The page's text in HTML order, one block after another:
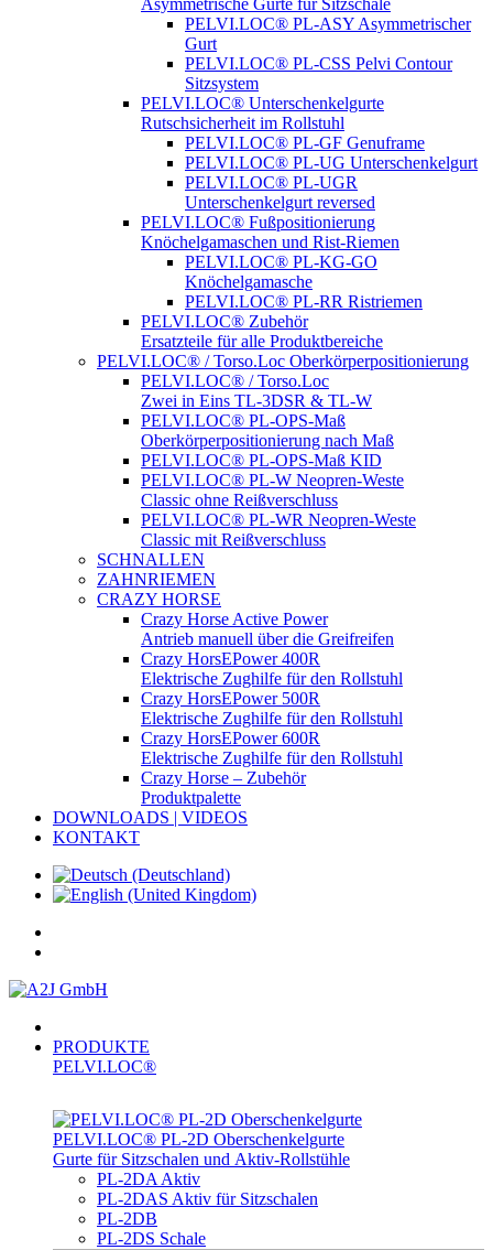
Asymmetrische Gurte für Sitzschale
PELVI.LOC® PL-ASY Asymmetrischer
Gurt
PELVI.LOC® PL-CSS Pelvi Contour
Sitzsystem
PELVI.LOC® Unterschenkelgurte
Rutschsicherheit im Rollstuhl
PELVI.LOC® PL-GF Genuframe
PELVI.LOC® PL-UG Unterschenkelgurt
PELVI.LOC® PL-UGR
Unterschenkelgurt reversed
PELVI.LOC® Fußpositionierung
Knöchelgamaschen und Rist-Riemen
PELVI.LOC® PL-KG-GO
Knöchelgamasche
PELVI.LOC® PL-RR Ristriemen
PELVI.LOC® Zubehör
Ersatzteile für alle Produktbereiche
PELVI.LOC® / Torso.Loc Oberkörperpositionierung
PELVI.LOC® / Torso.Loc
Zwei in Eins TL-3DSR & TL-W
PELVI.LOC® PL-OPS-Maß
Oberkörperpositionierung nach Maß
PELVI.LOC® PL-OPS-Maß KID
PELVI.LOC® PL-W Neopren-Weste
Classic ohne Reißverschluss
PELVI.LOC® PL-WR Neopren-Weste
Classic mit Reißverschluss
SCHNALLEN
ZAHNRIEMEN
CRAZY HORSE
Crazy Horse Active Power
Antrieb manuell über die Greifreifen
Crazy HorsEPower 400R
Elektrische Zughilfe für den Rollstuhl
Crazy HorsEPower 500R
Elektrische Zughilfe für den Rollstuhl
Crazy HorsEPower 600R
Elektrische Zughilfe für den Rollstuhl
Crazy Horse – Zubehör
Produktpalette
DOWNLOADS | VIDEOS
KONTAKT
PRODUKTE
PELVI.LOC®
PELVI.LOC® PL-­2D Oberschenkelgurte
Gurte für Sitzschalen und Aktiv-Rollstühle
PL-2DA Aktiv
PL-2DAS Aktiv für Sitzschalen
PL-2DB
PL-2DS Schale